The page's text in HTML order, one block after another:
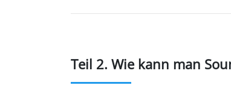
Teil 2. Wie kann man